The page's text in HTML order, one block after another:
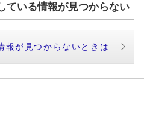
ている情報が見つからない
報が見つからないときは